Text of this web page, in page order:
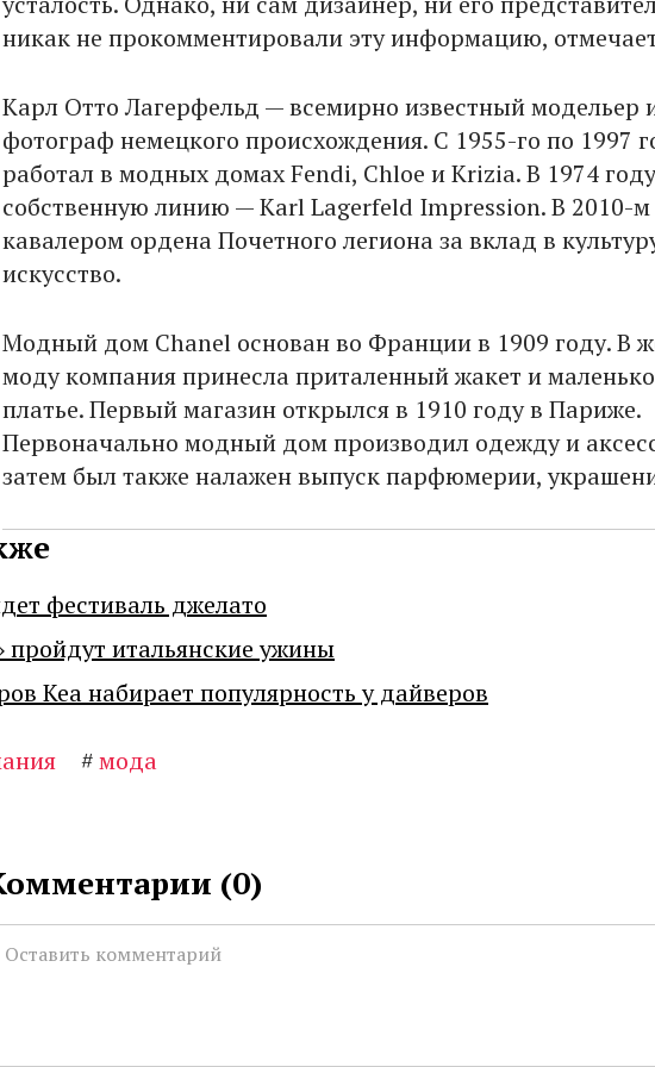
никак не прокомментировали эту информацию,
Карл Отто Лагерфельд — всемирно известный модельер
фотограф немецкого происхождения. С 1955-го по 1997
работал в модных домах Fendi, Chloe и Krizia. В 1974
собственную линию — Karl Lagerfeld Impression. В 2010-м
кавалером ордена Почетного легиона за вклад в
искусство.
Модный дом Chanel основан во Франции в 1909 году. В
моду компания принесла приталенный жакет и
платье. Первый магазин открылся в 1910 году в Париже.
Первоначально модный дом производил одежду и
затем был также налажен выпуск парфюмерии,
фестиваль джелато
пройдут итальянские ужины
Кеа набирает популярность у дайверов
#мода
(0)